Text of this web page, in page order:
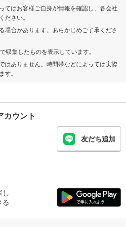
てはお客様ご自身が情報を確認し、各会社
ださい。
場合があります。あらかじめご了承くださ
収集したものを表示しています。
はありません。時間帯などによっては実際
。
ウント
友だち追加